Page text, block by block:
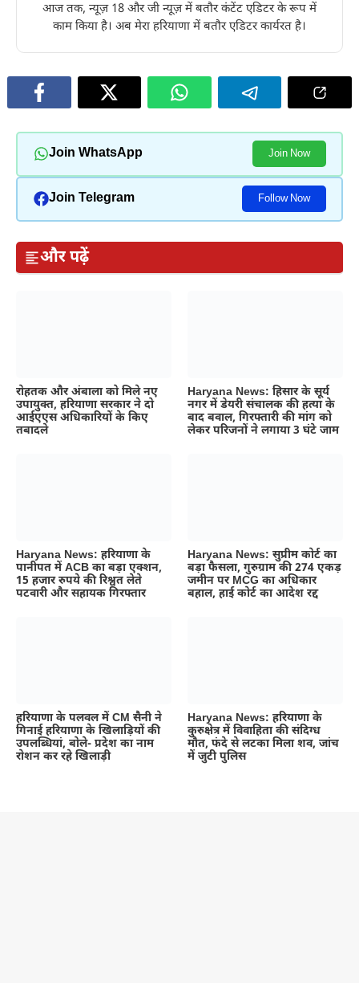
आज तक, न्यूज़ 18 और जी न्यूज़ में बतौर कंटेंट एडिटर के रूप में
काम किया है। अब मेरा हरियाणा में बतौर एडिटर कार्यरत है।
Join WhatsApp Join Now
Join Telegram Follow Now
और पढ़ें
रोहतक और अंबाला को मिले नए
उपायुक्त, हरियाणा सरकार ने दो
आईएएस अधिकारियों के किए
तबादले
Haryana News: हिसार के सूर्य
नगर में डेयरी संचालक की हत्या के
बाद बवाल, गिरफ्तारी की मांग को
लेकर परिजनों ने लगाया 3 घंटे जाम
Haryana News: हरियाणा के
पानीपत में ACB का बड़ा एक्शन,
15 हजार रुपये की रिश्वत लेते
पटवारी और सहायक गिरफ्तार
Haryana News: सुप्रीम कोर्ट का
बड़ा फैसला, गुरुग्राम की 274 एकड़
जमीन पर MCG का अधिकार
बहाल, हाई कोर्ट का आदेश रद्द
हरियाणा के पलवल में CM सैनी ने
गिनाई हरियाणा के खिलाड़ियों की
उपलब्धियां, बोले- प्रदेश का नाम
रोशन कर रहे खिलाड़ी
Haryana News: हरियाणा के
कुरुक्षेत्र में विवाहिता की संदिग्ध
मौत, फंदे से लटका मिला शव, जांच
में जुटी पुलिस